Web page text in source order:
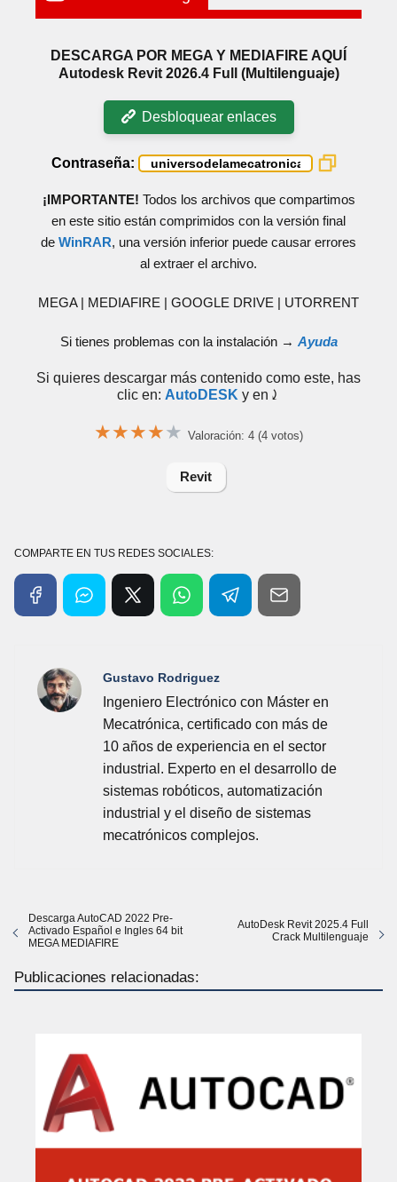
DESCARGA POR MEGA Y MEDIAFIRE AQUÍ
Autodesk Revit 2026.4 Full (Multilenguaje)
Desbloquear enlaces
Contraseña:
¡IMPORTANTE! Todos los archivos que compartimos
en este sitio están comprimidos con la versión final
de WinRAR, una versión inferior puede causar errores
al extraer el archivo.
MEGA | MEDIAFIRE | GOOGLE DRIVE | UTORRENT
Si tienes problemas con la instalación → Ayuda
Si quieres descargar más contenido como este, has
clic en: AutoDESK y en⤸
★★★★★ Valoración: 4 (4 votos)
Revit
COMPARTE EN TUS REDES SOCIALES:
Gustavo Rodriguez
Ingeniero Electrónico con Máster en
Mecatrónica, certificado con más de
10 años de experiencia en el sector
industrial. Experto en el desarrollo de
sistemas robóticos, automatización
industrial y el diseño de sistemas
mecatrónicos complejos.
Descarga AutoCAD 2022 Pre-
Activado Español e Ingles 64 bit
MEGA MEDIAFIRE
AutoDesk Revit 2025.4 Full
Crack Multilenguaje
Publicaciones relacionadas: